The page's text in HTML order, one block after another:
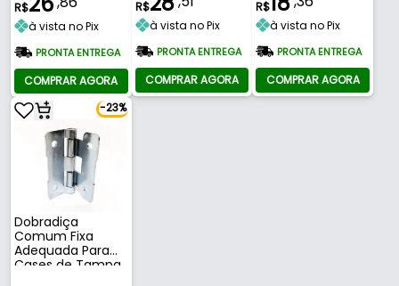
R$
à vista no Pix
PRONTA ENTREGA
COMPRAR AGORA
R$
à vista no Pix
PRONTA ENTREGA
COMPRAR AGORA
R$
à vista no Pix
PRONTA ENTREGA
COMPRAR AGORA
-23%
Dobradiça
Comum Fixa
Adequada Para
Cases de Tampa